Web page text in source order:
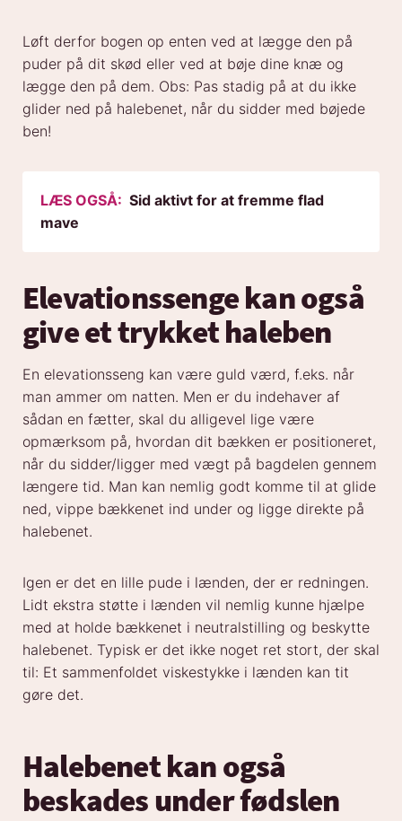
Løft derfor bogen op enten ved at lægge den på
puder på dit skød eller ved at bøje dine knæ og
lægge den på dem. Obs: Pas stadig på at du ikke
glider ned på halebenet, når du sidder med bøjede
ben!
LÆS OGSÅ: Sid aktivt for at fremme flad
mave
Elevationssenge kan også
give et trykket haleben
En elevationsseng kan være guld værd, f.eks. når
man ammer om natten. Men er du indehaver af
sådan en fætter, skal du alligevel lige være
opmærksom på, hvordan dit bækken er positioneret,
når du sidder/ligger med vægt på bagdelen gennem
længere tid. Man kan nemlig godt komme til at glide
ned, vippe bækkenet ind under og ligge direkte på
halebenet.
Igen er det en lille pude i lænden, der er redningen.
Lidt ekstra støtte i lænden vil nemlig kunne hjælpe
med at holde bækkenet i neutralstilling og beskytte
halebenet. Typisk er det ikke noget ret stort, der skal
til: Et sammenfoldet viskestykke i lænden kan tit
gøre det.
Halebenet kan også
beskades under fødslen